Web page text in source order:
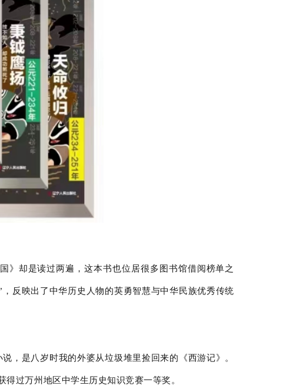
》却是读过两遍，这本书也位居很多图书馆借阅榜单之
反映出了中华历史人物的英勇智慧与中华民族优秀传统
，是八岁时我的外婆从垃圾堆里捡回来的《西游记》。
过万州地区中学生历史知识竞赛一等奖。